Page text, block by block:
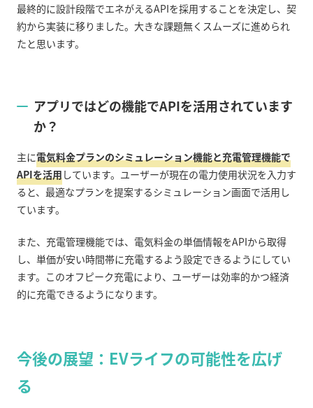
最終的に設計段階でエネがえるAPIを採用することを決定し、契
約から実装に移りました。大きな課題無くスムーズに進められ
たと思います。
アプリではどの機能でAPIを活用されています
か？
主に電気料金プランのシミュレーション機能と充電管理機能で
APIを活用 しています。ユーザーが現在の電力使用状況を入力す
ると、最適なプランを提案するシミュレーション画面で活用し
ています。
また、充電管理機能では、電気料金の単価情報をAPIから取得
し、単価が安い時間帯に充電するよう設定できるようにしてい
ます。このオフピーク充電により、ユーザーは効率的かつ経済
的に充電できるようになります。
今後の展望： EVライフの可能性を広げ
る